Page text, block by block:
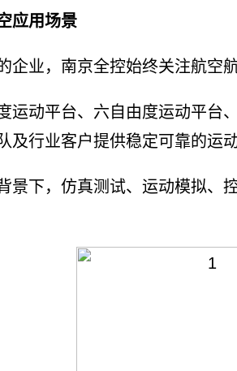
应用场景
，南京全控始终关注航空
动平台、六自由度运动平台
行业客户提供稳定可靠的运
下，仿真测试、运动模拟、